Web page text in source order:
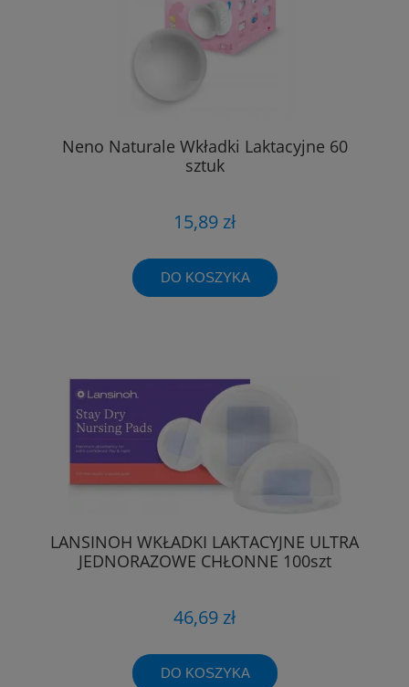
Neno Naturale Wkładki Laktacyjne 60
sztuk
15,89 zł
DO KOSZYKA
LANSINOH WKŁADKI LAKTACYJNE ULTRA
JEDNORAZOWE CHŁONNE 100szt
46,69 zł
DO KOSZYKA